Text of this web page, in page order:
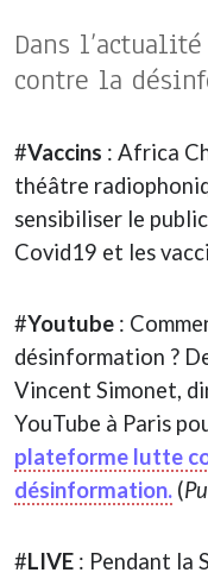
Dans
contre la
#Vaccins : Africa
théâtre
sensibiliser le
Covid19 et les
#Youtube :
désinformation ?
Vincent Simonet,
YouTube à Paris
plateforme lutte
désinformation. (
#LIVE : Pendant la